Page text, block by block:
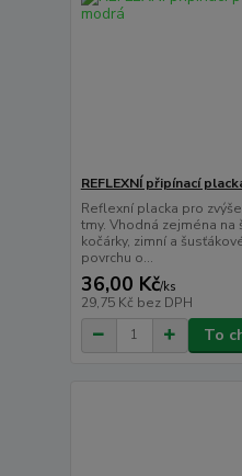
REFLEXNÍ připínací
Reflexní placka pro
tmy. Vhodná zejména na
kočárky, zimní a
povrchu o...
36,00 Kč/ks
29,75 Kč bez DPH
To